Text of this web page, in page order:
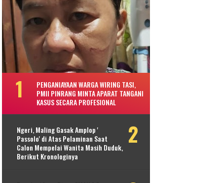
PENGANIAYAAN WARGA WIRING TASI,
PMII PINRANG MINTA APARAT TANGANI
KASUS SECARA PROFESIONAL
Ngeri, Maling Gasak Amplop '
Passolo' di Atas Pelaminan Saat
Calon Mempelai Wanita Masih Duduk,
Berikut Kronologinya